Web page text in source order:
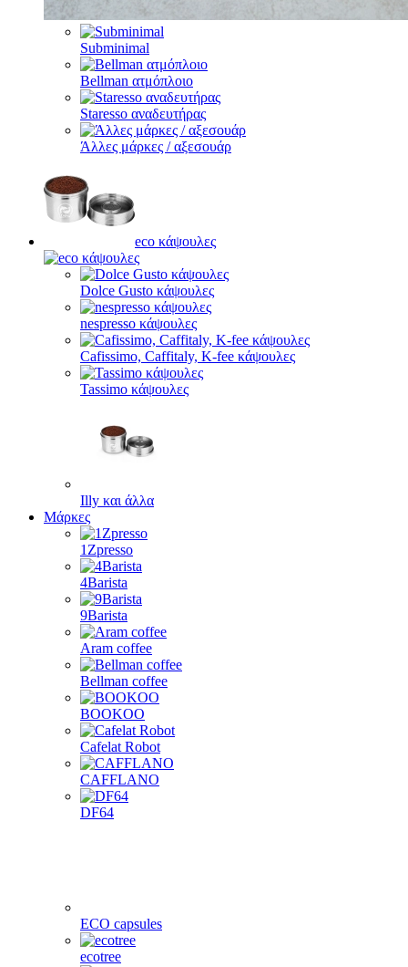
Subminimal
Bellman ατμόπλοιο
Staresso αναδευτήρας
Άλλες μάρκες / αξεσουάρ
eco κάψουλες
Dolce Gusto κάψουλες
nespresso κάψουλες
Cafissimo, Caffitaly, K-fee κάψουλες
Tassimo κάψουλες
Illy και άλλα
Μάρκες
1Zpresso
4Barista
9Barista
Aram coffee
Bellman coffee
BOOKOO
Cafelat Robot
CAFFLANO
DF64
ECO capsules
ecotree